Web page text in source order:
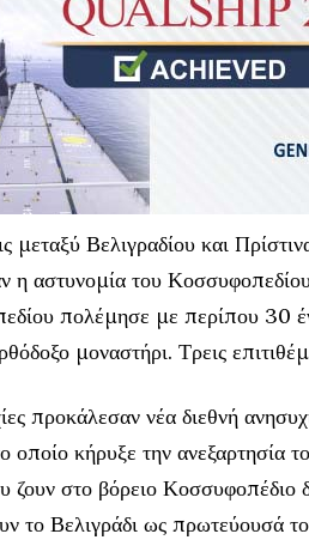
μεταξύ Βελιγραδίου και
η αστυνομία του
πολέμησε με περίπου 30
μοναστήρι. Τρεις
προκάλεσαν νέα διεθνή
οποίο κήρυξε την
ζουν στο βόρειο Κοσσυφοπέδιο
το Βελιγράδι ως πρωτεύουσά